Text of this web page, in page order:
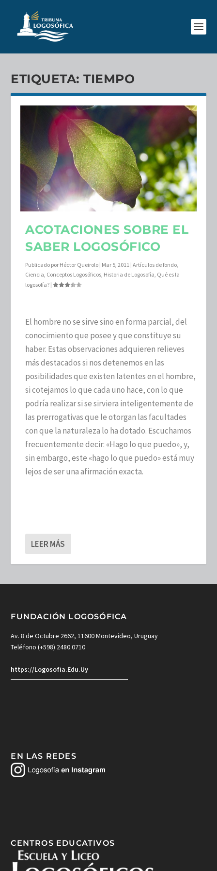
ETIQUETA:TIEMPO
ACOTACIONES SOBRE EL
SABER LOGOSÓFICO
Publicado por Héctor Queirolo | Mar 5, 2011 |Artículos de fondo
Ciencia Conceptos Logosóficos Historia de Logosofía Qué es la
logosofía? |
El hombre no se sirve sino en forma parcial, del
conocimiento que posee y que constituye su
haber. Estas observaciones adquieren relieves
más destacados si nos detenemos en las
posibilidades que existen latentes en el hombre,
si cotejamos lo que cada uno hace, con lo que
podría realizar si se sirviera inteligentemente de
las prerrogativas que le otorgan las facultades
con que la naturaleza lo ha dotado. Escuchamos
frecuentemente decir: «Hago lo que puedo», y,
sin embargo, este «hago lo que puedo» está muy
lejos de ser una afirmación exacta.
LEER MÁS
FUNDACIÓN LOGOSÓFICA
Av. 8 de Octubre 2662, 11600 Montevideo, Uruguay
Teléfono (+598) 2480 0710
https://Logosofia.Edu.Uy
EN LAS REDES
CENTROS EDUCATIVOS